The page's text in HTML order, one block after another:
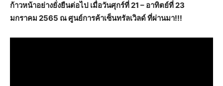
ก้าวหน้าอย่างยั่งยืนต่อไป เมื่อวันศุกร์ที่ 21 – อาทิตย์ที่ 23
มกราคม 2565 ณ ศูนย์การค้าเซ็นทรัลเวิลด์ ที่ผ่านมา!!!